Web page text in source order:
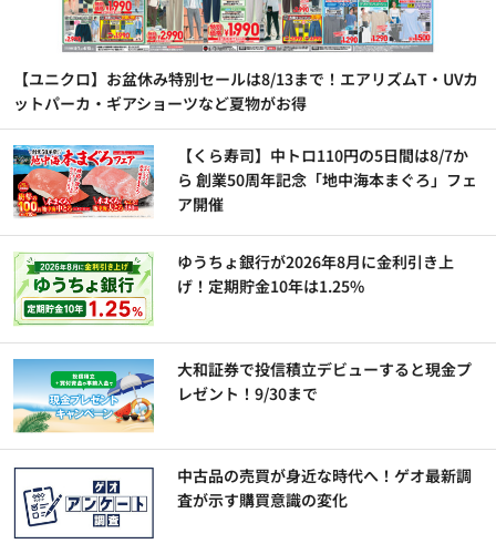
【ユニクロ】お盆休み特別セールは8/13まで！エアリズムT・UVカ
ットパーカ・ギアショーツなど夏物がお得
【くら寿司】中トロ110円の5日間は8/7か
ら 創業50周年記念「地中海本まぐろ」フェ
ア開催
ゆうちょ銀行が2026年8月に金利引き上
げ！定期貯金10年は1.25%
大和証券で投信積立デビューすると現金プ
レゼント！9/30まで
中古品の売買が身近な時代へ！ゲオ最新調
査が示す購買意識の変化